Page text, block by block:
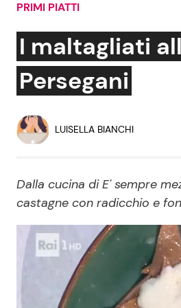
Social News
News dal mondo
PRIMI PIATTI
I maltagliati
Persegani
LUISELLA BIANCHI
Dalla cucina di E' sempre
castagne con radicchio e